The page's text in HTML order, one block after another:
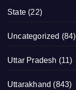
State (22)
Uncategorized (84)
Uttar Pradesh (11)
Uttarakhand (843)